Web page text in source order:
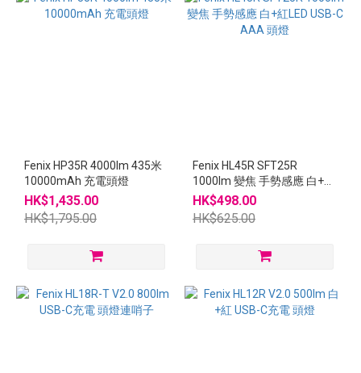
Fenix HP35R 4000lm 435米
10000mAh 充電頭燈
HK$1,435.00
HK$1,795.00
Fenix HL45R SFT25R
1000lm 變焦 手勢感應 白+紅
LED USB-C AAA 頭燈
HK$498.00
HK$625.00